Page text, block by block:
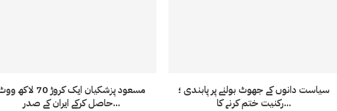
مسعود پزشکیان ایک کروڑ 70
حاصل کرکے ایران کے صدر...
سیاست دانوں کے جھوٹ بولنے پر پابندی ؛
رکنیت ختم کرنے کا...